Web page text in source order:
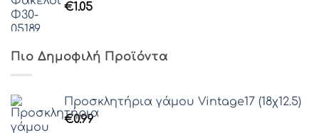
€1.05
Πιο Δημοφιλή Προϊόντα
Προσκλητήρια γάμου Vintage17 (18χ12.5)
€0.99